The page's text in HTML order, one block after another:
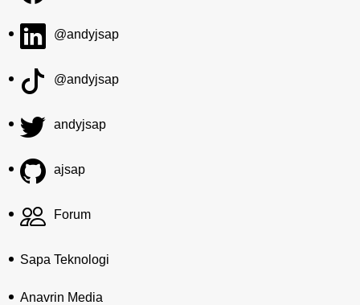
@andyjsap
@andyjsap
andyjsap
ajsap
Forum
Sapa Teknologi
Anavrin Media